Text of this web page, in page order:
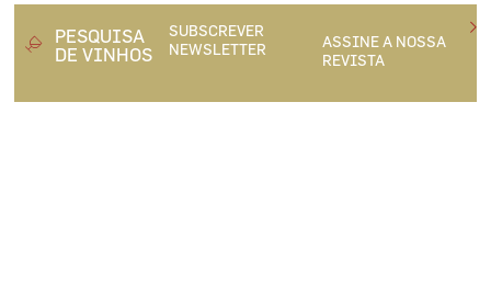
PESQUISA
DE VINHOS
SUBSCREVER
NEWSLETTER
ASSINE A NOSSA
REVISTA